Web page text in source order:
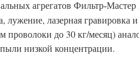
агрегатов Фильтр-
лужение, лазерная гравировка
проволоки до 30 кг/месяц)
низкой концентрации.